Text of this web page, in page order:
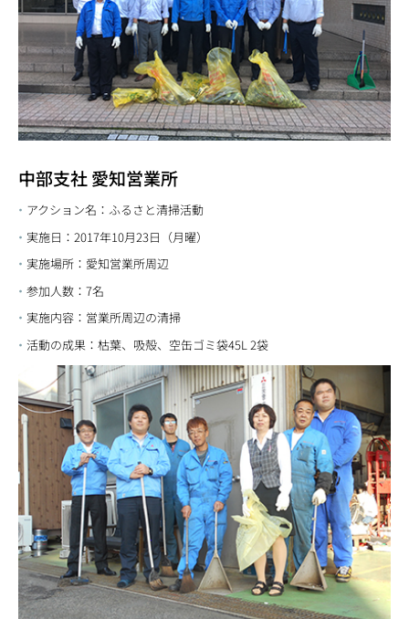
中部支社 愛知営業所
アクション名：ふるさと清掃活動
実施日：2017年10月23日（月曜）
実施場所：愛知営業所周辺
参加人数：7名
実施内容：営業所周辺の清掃
活動の成果：枯葉、吸殻、空缶ゴミ袋45L 2袋